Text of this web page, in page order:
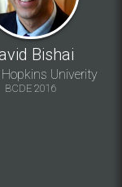
Bishai
Univerity
BCDE 2016